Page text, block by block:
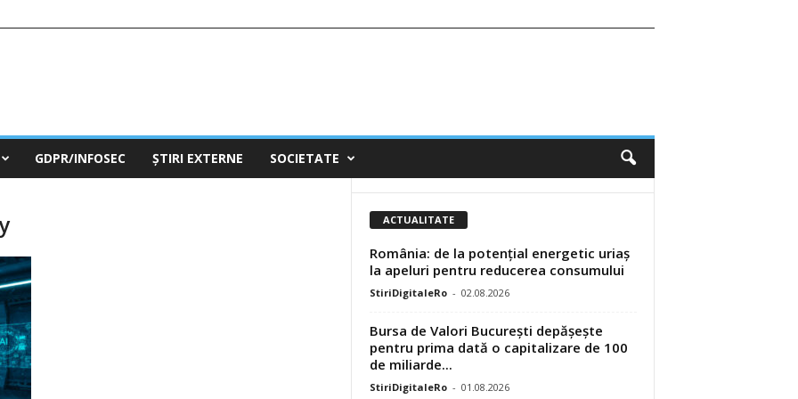
GDPR/INFOSEC ȘTIRI EXTERNE SOCIETATE
ACTUALITATE
România: de la potențial energetic uriaș
la apeluri pentru reducerea consumului
StiriDigitaleRo - 02.08.2026
Bursa de Valori București depășește
pentru prima dată o capitalizare de 100
de miliarde...
StiriDigitaleRo - 01.08.2026